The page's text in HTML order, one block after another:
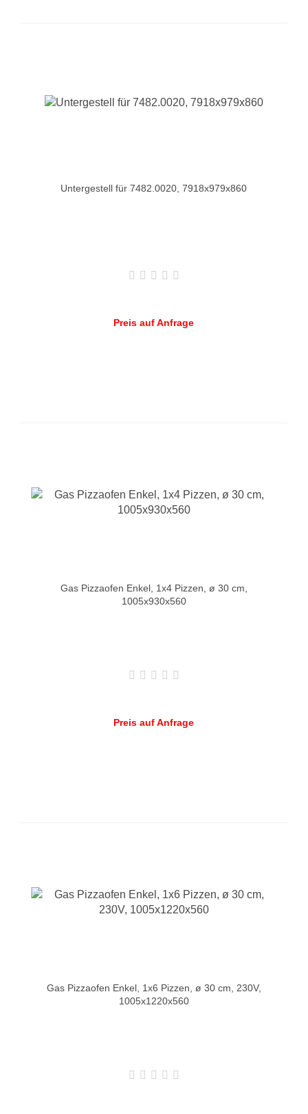
Untergestell für 7482.0020, 7918x979x860
Preis auf Anfrage
Gas Pizzaofen Enkel, 1x4 Pizzen, ø 30 cm,
1005x930x560
Preis auf Anfrage
Gas Pizzaofen Enkel, 1x6 Pizzen, ø 30 cm, 230V,
1005x1220x560